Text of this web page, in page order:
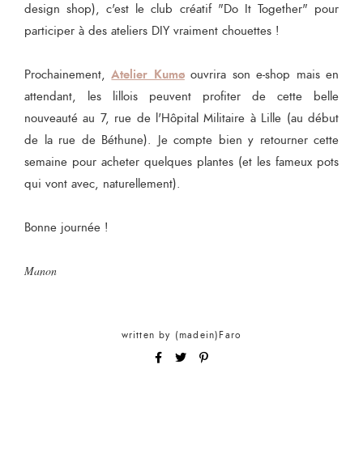
design shop), c'est le club créatif "Do It Together" pour
participer à des ateliers DIY vraiment chouettes !
Prochainement,Atelier Kumøouvrira son e-shop mais en
attendant, les lillois peuvent profiter de cette belle
nouveauté au 7, rue de l'Hôpital Militaire à Lille (au début
de la rue de Béthune). Je compte bien y retourner cette
semaine pour acheter quelques plantes (et les fameux pots
qui vont avec, naturellement).
Bonne journée !
Manon
written by (madein)Faro